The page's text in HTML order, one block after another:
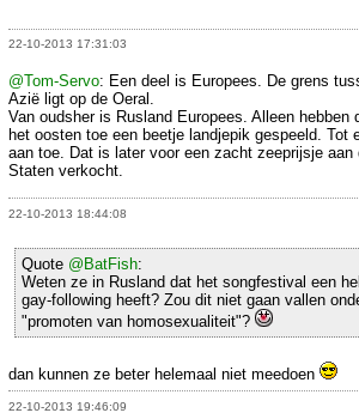
22-10-2013 17:31:03
@Tom-Servo: Een deel is Europees. De grens
Azië ligt op de Oeral.
Van oudsher is Rusland Europees. Alleen hebben
het oosten toe een beetje landjepik gespeeld. Tot
aan toe. Dat is later voor een zacht zeeprijsje aan
Staten verkocht.
22-10-2013 18:44:08
Quote @BatFish:
Weten ze in Rusland dat het songfestival een
gay-following heeft? Zou dit niet gaan vallen
"promoten van homosexualiteit"?
dan kunnen ze beter helemaal niet meedoen
22-10-2013 19:46:09